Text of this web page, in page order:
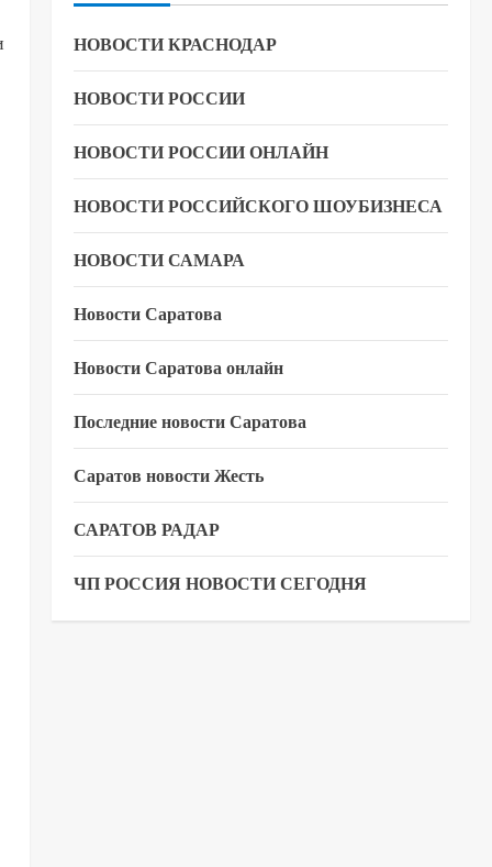
НОВОСТИ КРАСНОДАР
НОВОСТИ РОССИИ
НОВОСТИ РОССИИ ОНЛАЙН
НОВОСТИ РОССИЙСКОГО ШОУБИЗНЕСА
НОВОСТИ САМАРА
Новости Саратова
Новости Саратова онлайн
Последние новости Саратова
Саратов новости Жесть
САРАТОВ РАДАР
ЧП РОССИЯ НОВОСТИ СЕГОДНЯ